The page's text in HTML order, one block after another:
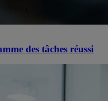
des tâches réussi